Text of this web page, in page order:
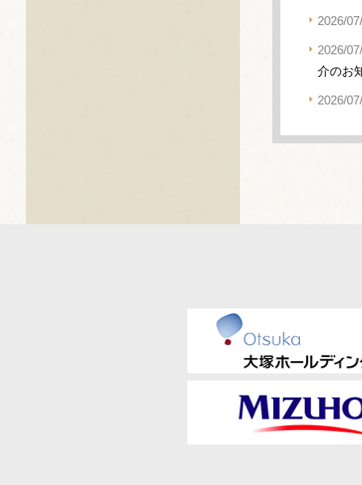
2026/
2026/
介のお
2026/